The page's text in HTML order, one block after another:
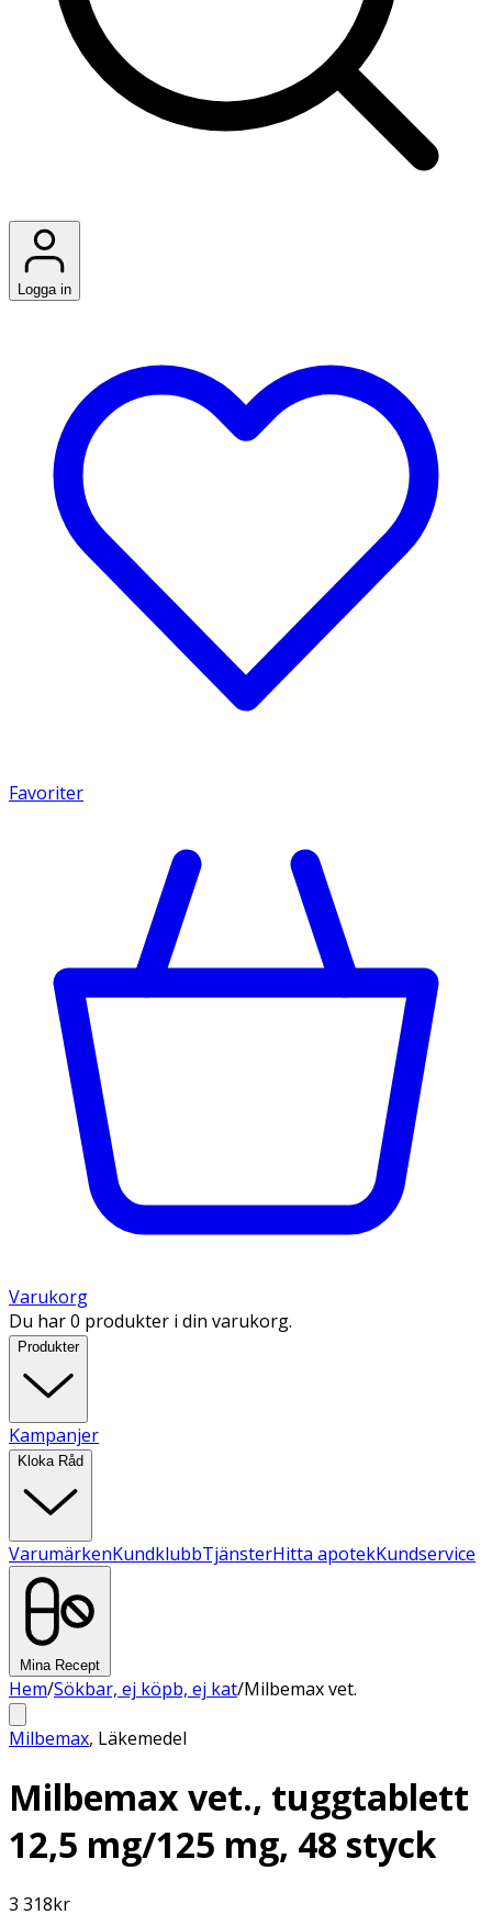
Logga in
Favoriter
Varukorg
Du har 0 produkter i din varukorg.
Produkter
Kampanjer
Kloka Råd
VarumärkenKundklubbTjänsterHitta apotekKundservice
Mina Recept
Hem/Sökbar, ej köpb, ej kat/Milbemax vet.
Milbemax, Läkemedel
Milbemax vet., tuggtablett
12,5 mg/125 mg, 48 styck
3 318kr